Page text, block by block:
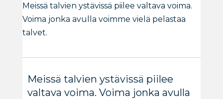
Meissä talvien ystävissä piilee valtava voima.
Voima jonka avulla voimme vielä pelastaa
talvet.
Meissä talvien ystävissä piilee
valtava voima. Voima jonka avulla